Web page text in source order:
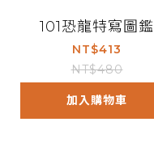
101恐龍特寫圖鑑
NT$413
NT$480
加入購物車